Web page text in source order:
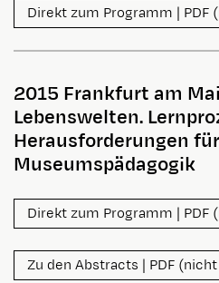
Direkt zum Programm |
2015 Frankfurt am
Lebenswelten.
Herausforderungen
Museumspädagogik
Direkt zum Programm |
Zu den Abstracts | PDF